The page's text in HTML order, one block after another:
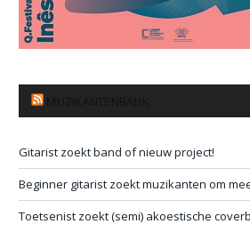
Gitarist zoekt band of nieuw project!
Beginner gitarist zoekt muzikanten om
Toetsenist zoekt (semi) akoestische